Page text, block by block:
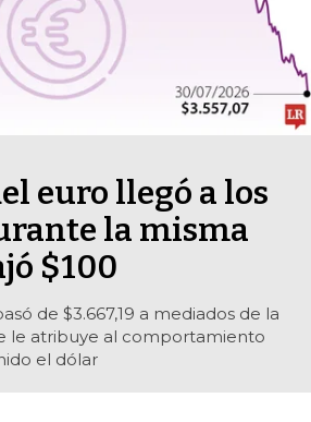
euro llegó a los
la misma
$100
de $3.667,19 a mediados de la
le atribuye al comportamiento
el dólar